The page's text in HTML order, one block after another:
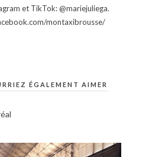
et TikTok: @mariejuliega.
montaxibrousse/
ÉGALEMENT AIMER